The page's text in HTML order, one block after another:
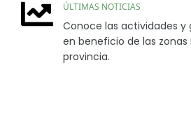
ÚLTIMAS NOTICIAS
Conoce las actividades y
en beneficio de las
provincia.